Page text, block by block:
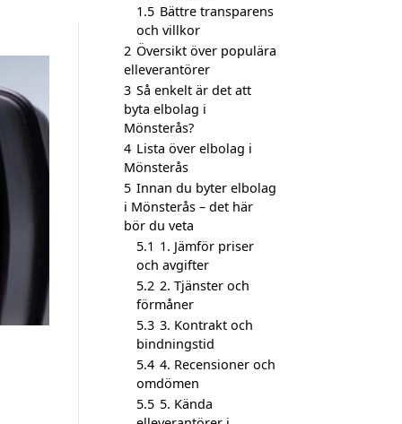
1.5 Bättre transparens
och villkor
2 Översikt över populära
elleverantörer
3 Så enkelt är det att
byta elbolag i
Mönsterås?
4 Lista över elbolag i
Mönsterås
5 Innan du byter elbolag
i Mönsterås – det här
bör du veta
5.1 1. Jämför priser
och avgifter
5.2 2. Tjänster och
förmåner
5.3 3. Kontrakt och
bindningstid
5.4 4. Recensioner och
omdömen
5.5 5. Kända